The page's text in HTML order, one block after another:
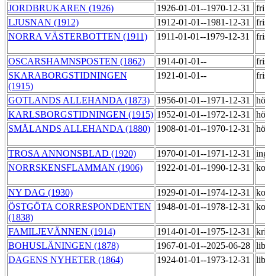
JORDBRUKAREN (1926) 1926-01-01--1970-12-31
LJUSNAN (1912)
1912-01-01--1981-12-31
NORRA VÄSTERBOTTEN (1911)
1911-01-01--1979-12-31
OSCARSHAMNSPOSTEN (1862) 1914-01-01--
SKARABORGSTIDNINGEN
(1915)
1921-01-01--
GOTLANDS ALLEHANDA (1873) 1956-01-01--1971-12-31
KARLSBORGSTIDNINGEN (1915) 1952-01-01--1972-12-31
SMÅLANDS ALLEHANDA (1880)
1908-01-01--1970-12-31
TROSA ANNONSBLAD (1920) 1970-01-01--1971-12-31
NORRSKENSFLAMMAN (1906)
1922-01-01--1990-12-31
NY DAG (1930) 1929-01-01--1974-12-31
ÖSTGÖTA CORRESPONDENTEN
(1838)
1948-01-01--1978-12-31
FAMILJEVÄNNEN (1914) 1914-01-01--1975-12-31
BOHUSLÄNINGEN (1878)
1967-01-01--2025-06-28
DAGENS NYHETER (1864)
1924-01-01--1973-12-31